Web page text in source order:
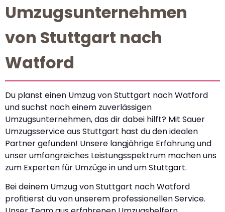
Umzugsunternehmen
von Stuttgart nach
Watford
Du planst einen Umzug von Stuttgart nach Watford
und suchst nach einem zuverlässigen
Umzugsunternehmen, das dir dabei hilft? Mit Sauer
Umzugsservice aus Stuttgart hast du den idealen
Partner gefunden! Unsere langjährige Erfahrung und
unser umfangreiches Leistungsspektrum machen uns
zum Experten für Umzüge in und um Stuttgart.
Bei deinem Umzug von Stuttgart nach Watford
profitierst du von unserem professionellen Service.